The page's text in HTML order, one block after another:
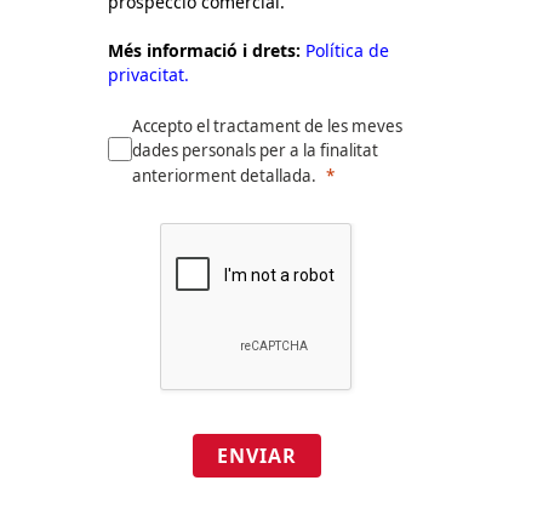
Més informació i drets: Política de
privacitat.
Accepto el tractament de les meves
dades personals per a la finalitat
anteriorment detallada.
ENVIAR